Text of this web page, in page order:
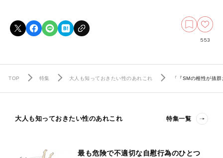
553
TOP 特集 大人も知っておきたい性のあれこれ 「『SMの相性が抜
大人も知っておきたい性のあれこれ 特集一覧
最も危険で不適切な自慰行為のひとつ